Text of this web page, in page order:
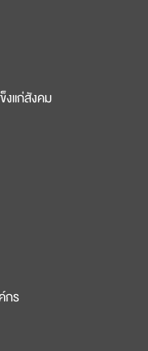
งแก่สังคม
กร